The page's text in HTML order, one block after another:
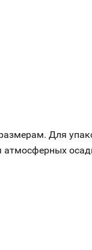
Для
атмосферных